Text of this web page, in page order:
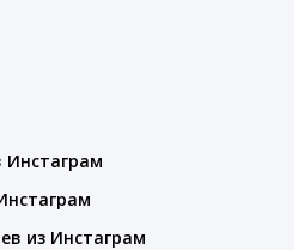
Инстаграм
из Инстаграм